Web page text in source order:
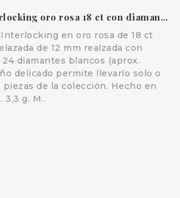
Anillo Gucci Interlocking oro rosa 18 ct con diamantes y nácar
en oro rosa de 18 ct
de 12 mm realzada con
diamantes blancos (aprox.
delicado permite llevarlo solo o
de la colección. Hecho en
3,3 g. M..